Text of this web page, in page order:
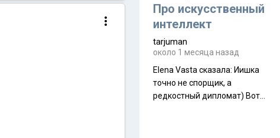
около 845 г. Палатка весит
менее
Про искусственный
интеллект
tarjuman
около 1 месяца назад
Elena Vasta сказалa: Иишка
точно не спорщик, а
редкостный дипломат) Вот,